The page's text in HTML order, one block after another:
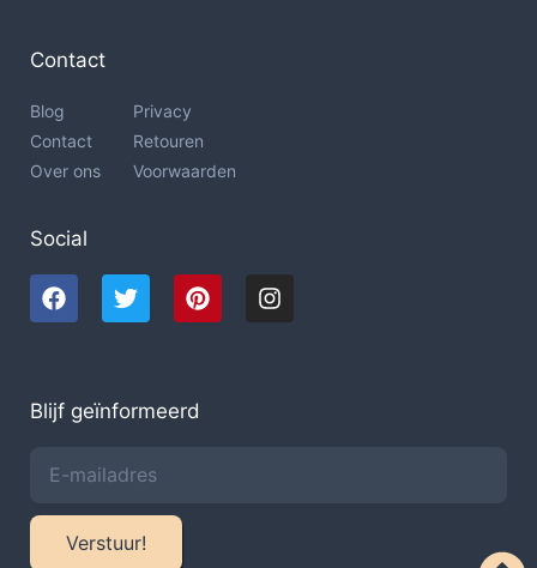
Contact
Blog
Contact
Over ons
Privacy
Retouren
Voorwaarden
Social
Blijf geïnformeerd
Verstuur!